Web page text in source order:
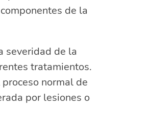
de la
severidad de la
tratamientos.
normal de
por lesiones o